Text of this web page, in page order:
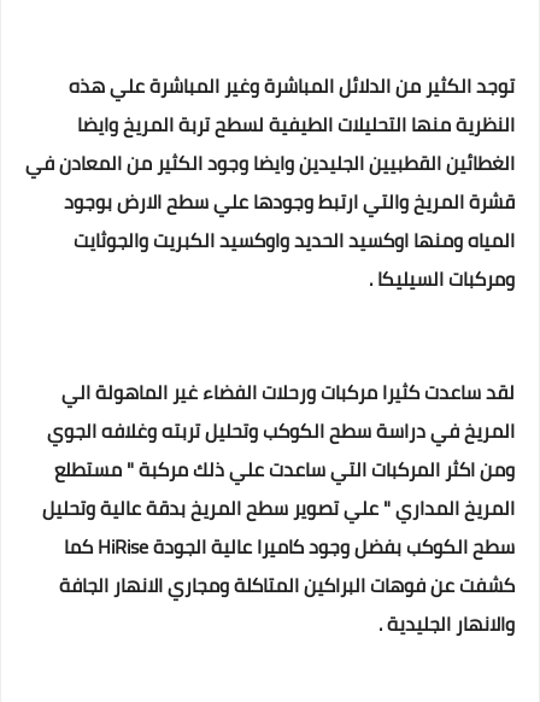
توجد الكثير من الدلائل المباشرة وغير المباشرة علي هذه
النظرية منها التحليلات الطيفية لسطح تربة المريخ وايضا
الغطائين القطبيين الجليدين وايضا وجود الكثير من المعادن في
قشرة المريخ والتي ارتبط وجودها علي سطح الارض بوجود
المياه ومنها اوكسيد الحديد واوكسيد الكبريت والجوثايت
ومركبات السيليكا .
لقد ساعدت كثيرا مركبات ورحلات الفضاء غير الماهولة الي
المريخ في دراسة سطح الكوكب وتحليل تربته وغلافه الجوي
ومن اكثر المركبات التي ساعدت علي ذلك مركبة " مستطلع
المريخ المداري " علي تصوير سطح المريخ بدقة عالية وتحليل
سطح الكوكب بفضل وجود كاميرا عالية الجودة HiRise كما
كشفت عن فوهات البراكين المتاكلة ومجاري الانهار الجافة
والانهار الجليدية .